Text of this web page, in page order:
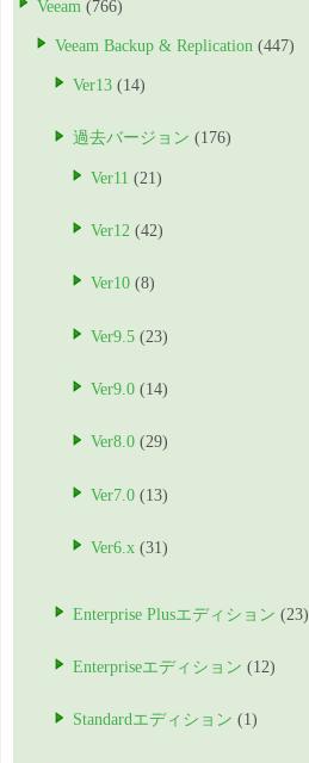
Veeam (766)
Veeam Backup & Replication (447)
Ver13 (14)
過去バージョン (176)
Ver11 (21)
Ver12 (42)
Ver10 (8)
Ver9.5 (23)
Ver9.0 (14)
Ver8.0 (29)
Ver7.0 (13)
Ver6.x (31)
Enterprise Plusエディション (23)
Enterpriseエディション (12)
Standardエディション (1)